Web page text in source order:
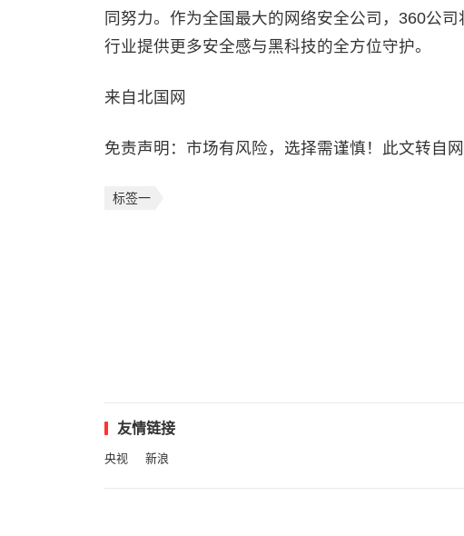
同努力。作为全国最大的网络安全公司，360公
行业提供更多安全感与黑科技的全方位守护。
来自北国网
免责声明：市场有风险，选择需谨慎！此文转自
标签一
友情链接
央视 新浪